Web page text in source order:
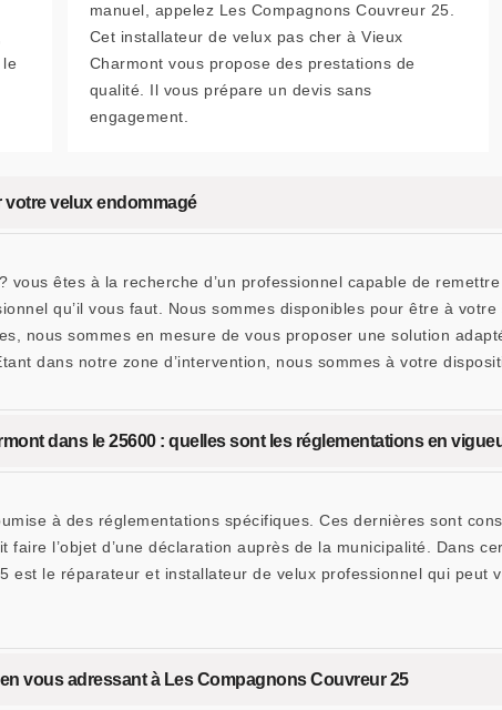
manuel, appelez Les Compagnons Couvreur 25.
Cet installateur de velux pas cher à Vieux
Charmont vous propose des prestations de
qualité. Il vous prépare un devis sans
engagement.
votre velux endommagé
vous êtes à la recherche d’un professionnel capable de
qu’il vous faut. Nous sommes disponibles pour être à
nous sommes en mesure de vous proposer une solution
dans notre zone d’intervention, nous sommes à votre
dans le 25600 : quelles sont les réglementations en
à des réglementations spécifiques. Ces dernières sont
l’objet d’une déclaration auprès de la municipalité. Dans
est le réparateur et installateur de velux professionnel qui peut
vous adressant à Les Compagnons Couvreur 25